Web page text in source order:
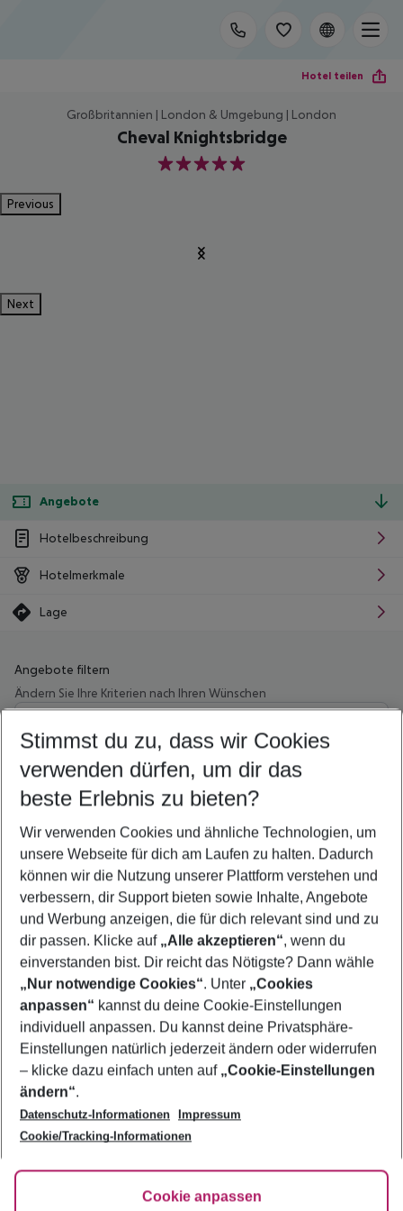
Hotel teilen
Großbritannien | London & Umgebung | London
Cheval Knightsbridge
5
Previous
Next
Angebote
Hotelbeschreibung
Hotelmerkmale
Lage
Angebote filtern
Ändern Sie Ihre Kriterien nach Ihren Wünschen
Wähle deinen Abflughafen
Beliebiger Abflughafen
Wähle deinen Reisezeitraum
5-8 Nächte
2 Erwachsene Keine Kinder
Mehr Filter anzeigen
Footer
Footer navigation
Über uns
AGB
Bestpreisgarantie
Cookie-Einstellungen ändern
Cookie-Richtlinie
Agenturbetreuung
Barrierefreies Reisen
FAQ
HanseMerkur Reiseversicherung
Folge uns
Stimmst du zu, dass wir Cookies
verwenden dürfen, um dir das
beste Erlebnis zu bieten?
Wir verwenden Cookies und ähnliche Technologien, um
unsere Webseite für dich am Laufen zu halten. Dadurch
können wir die Nutzung unserer Plattform verstehen und
verbessern, dir Support bieten sowie Inhalte, Angebote
und Werbung anzeigen, die für dich relevant sind und zu
dir passen. Klicke auf „Alle akzeptieren“, wenn du
einverstanden bist. Dir reicht das Nötigste? Dann wähle
„Nur notwendige Cookies“. Unter „Cookies
anpassen“ kannst du deine Cookie-Einstellungen
individuell anpassen. Du kannst deine Privatsphäre-
Einstellungen natürlich jederzeit ändern oder widerrufen
– klicke dazu einfach unten auf „Cookie-Einstellungen
ändern“.
Datenschutz-Informationen
Impressum
Cookie/Tracking-Informationen
Cookie anpassen